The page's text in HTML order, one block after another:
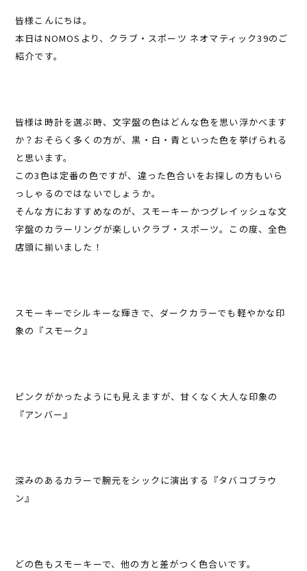
皆様こんにちは。
本日はNOMOSより、クラブ・スポーツ ネオマティック39のご
紹介です。
皆様は時計を選ぶ時、文字盤の色はどんな色を思い浮かべます
か？おそらく多くの方が、黒・白・青といった色を挙げられる
と思います。
この3色は定番の色ですが、違った色合いをお探しの方もいら
っしゃるのではないでしょうか。
そんな方におすすめなのが、スモーキーかつグレイッシュな文
字盤のカラーリングが楽しいクラブ・スポーツ。この度、全色
店頭に揃いました！
スモーキーでシルキーな輝きで、ダークカラーでも軽やかな印
象の『スモーク』
ピンクがかったようにも見えますが、甘くなく大人な印象の
『アンバー』
深みのあるカラーで腕元をシックに演出する『タバコブラウ
ン』
どの色もスモーキーで、他の方と差がつく色合いです。